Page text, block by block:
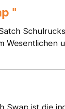
"
Wesentlichen